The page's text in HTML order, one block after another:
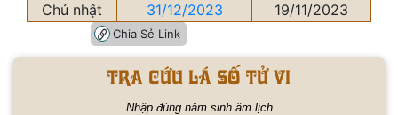
Chủ nhật
31/12/2023 19/11/2023
Chia Sẻ Link
Tra cứu lá số tử vi
Nhập đúng năm sinh âm lịch